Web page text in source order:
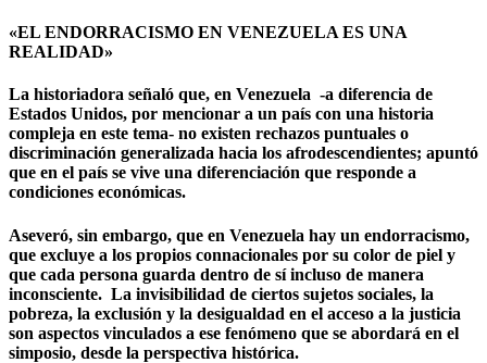
«EL ENDORRACISMO EN VENEZUELA ES UNA
REALIDAD»
La historiadora señaló que, en Venezuela -a diferencia de
Estados Unidos, por mencionar a un país con una historia
compleja en este tema- no existen rechazos puntuales o
discriminación generalizada hacia los afrodescendientes; apuntó
que en el país se vive una diferenciación que responde a
condiciones económicas.
Aseveró, sin embargo, que en Venezuela hay un endorracismo,
que excluye a los propios connacionales por su color de piel y
que cada persona guarda dentro de sí incluso de manera
inconsciente. La invisibilidad de ciertos sujetos sociales, la
pobreza, la exclusión y la desigualdad en el acceso a la justicia
son aspectos vinculados a ese fenómeno que se abordará en el
simposio, desde la perspectiva histórica.